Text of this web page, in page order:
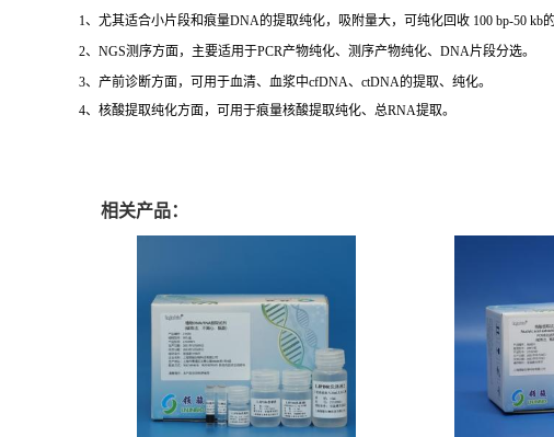
1、尤其适合小片段和痕量DNA的提取纯化，吸附量大，可纯化回收 100 bp-50
2、NGS测序方面，主要适用于PCR产物纯化、测序产物纯化、DNA片段分选。
3、产前诊断方面，可用于血清、血浆中cfDNA、ctDNA的提取、纯化。
4、核酸提取纯化方面，可用于痕量核酸提取纯化、总RNA提取。
相关产品：